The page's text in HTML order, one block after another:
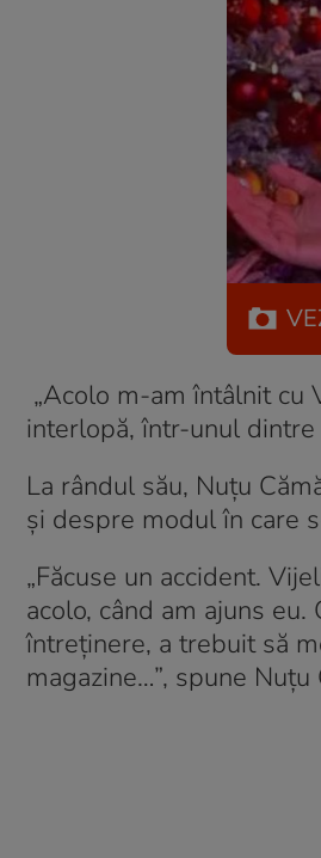
„Acolo m-am întâlnit cu
interlopă, într-unul
La rândul său, Nuțu
și despre modul în care
„Făcuse un accident.
acolo, când am ajuns
întreținere, a trebuit să
magazine…”, spune